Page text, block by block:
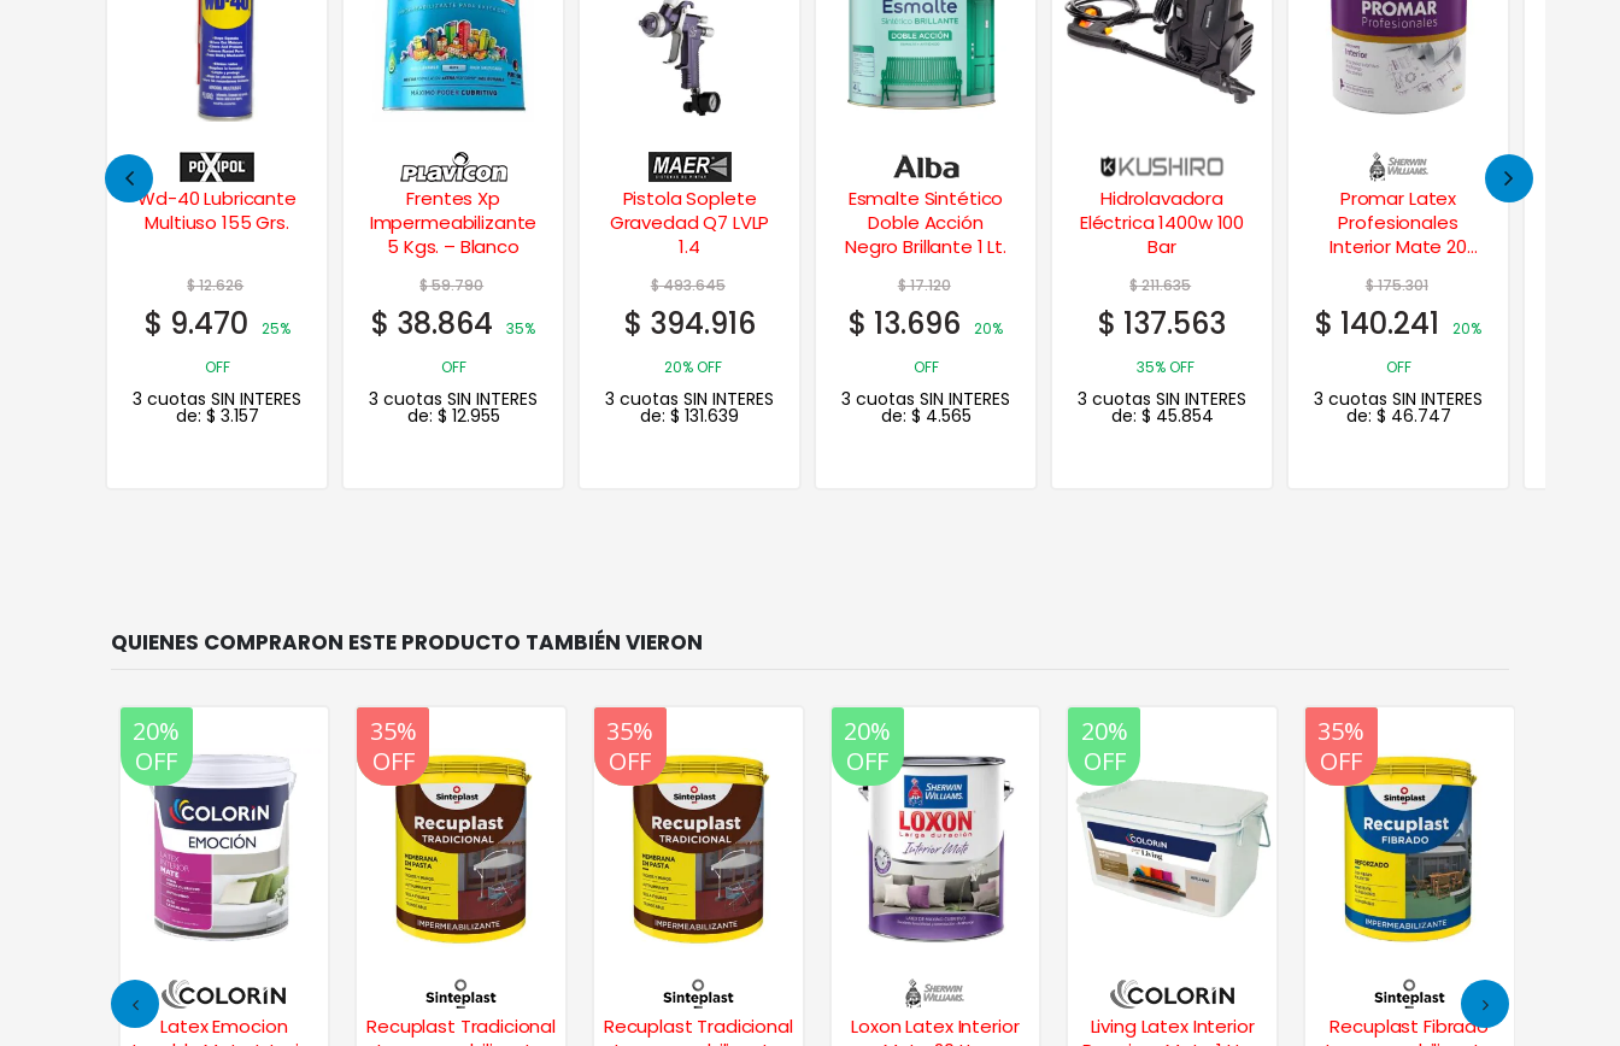
Frentes Xp
Impermeabilizante
$59.790
$38.864
35%
OFF
3 cuotas SIN INTERES
de: $12.955
Pistola Soplete
Gravedad Q7 LVLP
1.4
$493.645
$394.916
20% OFF
3 cuotas SIN INTERES
de: $131.639
Esmalte Sintético
Doble Acción
Negro Brillante 1 Lt.
$17.120
$13.696
20%
OFF
3 cuotas SIN INTERES
de:$ 4.565
Hidrolavadora
Eléctrica 1400w 100
Bar
$211.635
$137.563
35% OFF
3 cuotas SIN INTERES
de:$45.854
Promar Latex
Profesionales
Interior Mate 20
$175.301
140.241
20%
OFF
3 cuotas SIN INTERES
de: $46.747
Masilla c/ Fibra –
Fibrada 1/2 Kg.
$17.766
$14.213
20%
OFF
3 cuotas SIN INTERES
de:$ 4.738
20%
OFF
Latex Emocion
20%
OFF
35%
OFF
Recuplast Tradicional
20%
OFF
35%
OFF
Recuplast Tradicional
20%
OFF
Loxon Latex Interior
20%
OFF
Living Latex Interior
20%
OFF
35%
OFF
Recuplast Fibrado